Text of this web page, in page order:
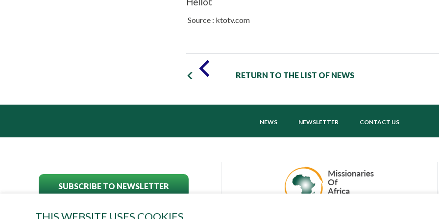
Source : ktotv.com
RETURN TO THE LIST OF NEWS
NEWS NEWSLETTER CONTACT US
SUBSCRIBE TO NEWSLETTER
THIS WEBSITE USES COOKIES